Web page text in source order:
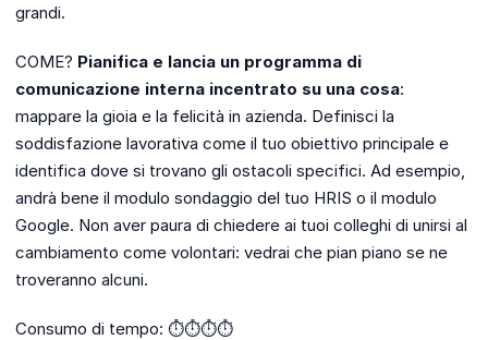
grandi.
COME? Pianifica e lancia un programma di
comunicazione interna incentrato su una cosa:
mappare la gioia e la felicità in azienda. Definisci la
soddisfazione lavorativa come il tuo obiettivo principale e
identifica dove si trovano gli ostacoli specifici. Ad esempio,
andrà bene il modulo sondaggio del tuo HRIS o il modulo
Google. Non aver paura di chiedere ai tuoi colleghi di unirsi al
cambiamento come volontari: vedrai che pian piano se ne
troveranno alcuni.
Consumo di tempo: ⏱️⏱️⏱️⏱️